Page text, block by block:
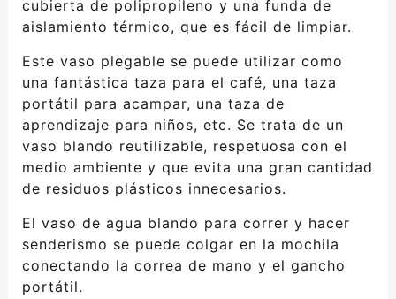
cubierta de polipropileno y una funda de
aislamiento térmico, que es fácil de limpiar.
Este vaso plegable se puede utilizar como
una fantástica taza para el café, una taza
portátil para acampar, una taza de
aprendizaje para niños, etc. Se trata de un
vaso blando reutilizable, respetuosa con el
medio ambiente y que evita una gran cantidad
de residuos plásticos innecesarios.
El vaso de agua blando para correr y hacer
senderismo se puede colgar en la mochila
conectando la correa de mano y el gancho
portátil.